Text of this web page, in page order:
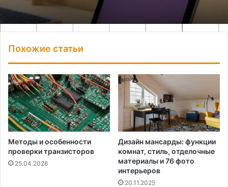
Похожие статьи
Методы и особенности
проверки транзисторов
25.04.2026
Дизайн мансарды: функции
комнат, стиль, отделочные
материалы и 76 фото
интерьеров
20.11.2025